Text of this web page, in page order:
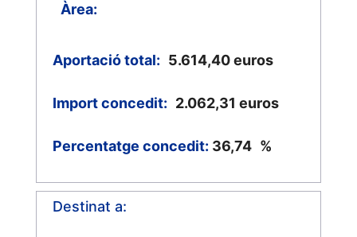
Àrea:
Aportació total: 5.614,40 euros
Import concedit: 2.062,31 euros
Percentatge concedit: 36,74 %
Destinat a: